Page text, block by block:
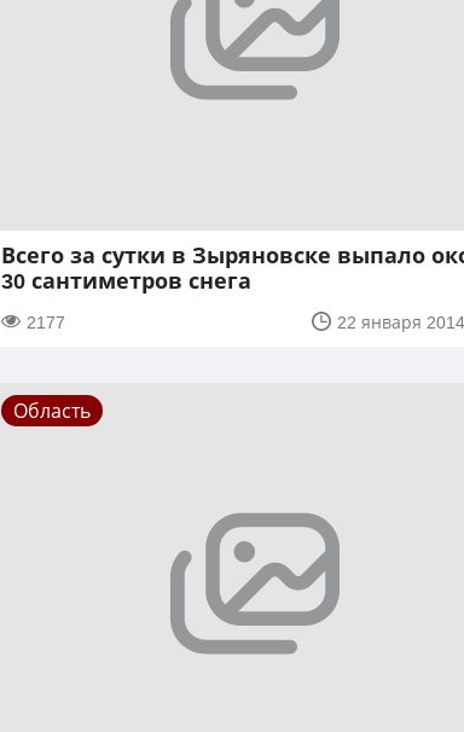
Всего за сутки в Зыряновске выпало
30 сантиметров снега
2177 22 января
Область